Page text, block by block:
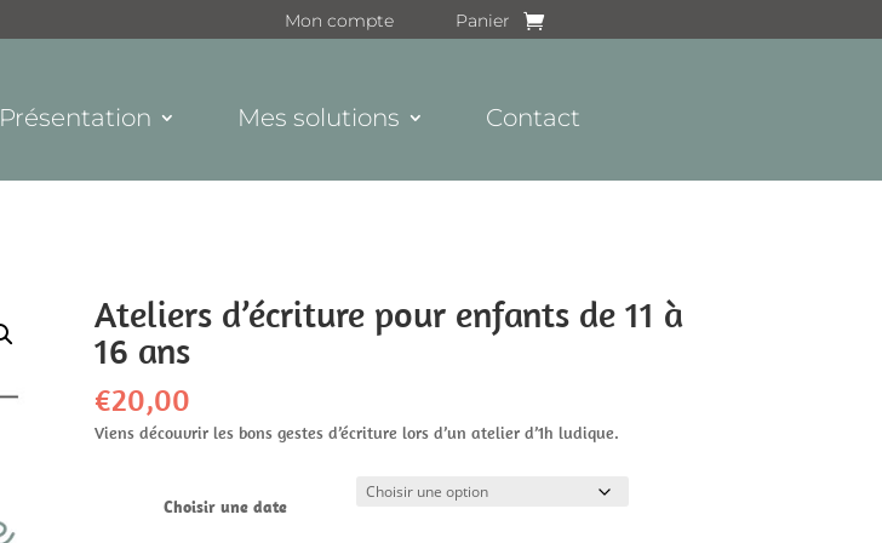
Mon compte Panier
Présentation Mes solutions Contact
Ateliers d’écriture pour enfants de 11 à
16 ans
€20,00
Viens découvrir les bons gestes d’écriture lors d’un atelier d’1h ludique.
Choisir une date